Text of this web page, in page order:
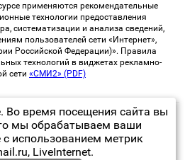
применяются рекомендательные
технологии предоставления
систематизации и анализа сведений,
пользователей сети «Интернет»,
Российской Федерации)». Правила
технологий в виджетах рекламно-
сети «СМИ2» (PDF)
| Все права защищены
категория сайта 16+
Во время посещения сайта вы
мы обрабатываем ваши
использованием метрик
LiveInternet.